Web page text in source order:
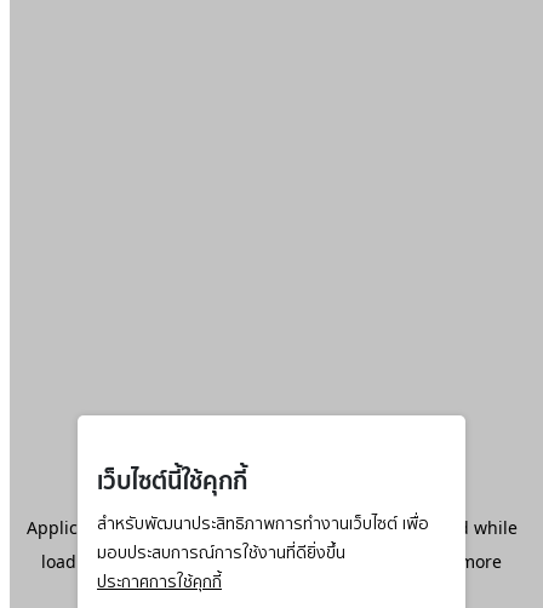
เว็บไซต์นี้ใช้คุกกี้
สำหรับพัฒนาประสิทธิภาพการทำงานเว็บไซต์ เพื่อ
มอบประสบการณ์การใช้งานที่ดียิ่งขึ้น
ประกาศการใช้คุกกี้
Application error: aclient-side exception has occurred while
loadingwww.ktc.co.th(see the browser console
for more
information).